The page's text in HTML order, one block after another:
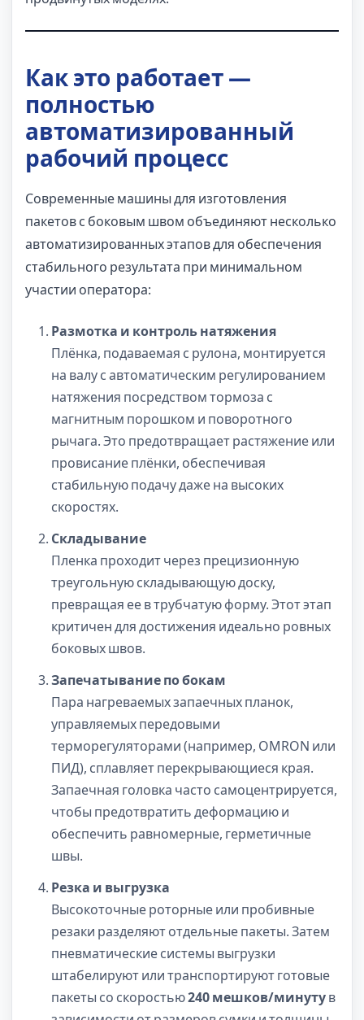
Как это работает —
полностью
автоматизированный
рабочий процесс
Современные машины для изготовления
пакетов с боковым швом объединяют несколько
автоматизированных этапов для обеспечения
стабильного результата при минимальном
участии оператора:
Размотка и контроль натяжения
Плёнка, подаваемая с рулона, монтируется
на валу с автоматическим регулированием
натяжения посредством тормоза с
магнитным порошком и поворотного
рычага. Это предотвращает растяжение или
провисание плёнки, обеспечивая
стабильную подачу даже на высоких
скоростях.
Складывание
Пленка проходит через прецизионную
треугольную складывающую доску,
превращая ее в трубчатую форму. Этот этап
критичен для достижения идеально ровных
боковых швов.
Запечатывание по бокам
Пара нагреваемых запаечных планок,
управляемых передовыми
терморегуляторами (например, OMRON или
ПИД), сплавляет перекрывающиеся края.
Запаечная головка часто самоцентрируется,
чтобы предотвратить деформацию и
обеспечить равномерные, герметичные
швы.
Резка и выгрузка
Высокоточные роторные или пробивные
резаки разделяют отдельные пакеты. Затем
пневматические системы выгрузки
штабелируют или транспортируют готовые
пакеты со скоростью240 мешков/минутув